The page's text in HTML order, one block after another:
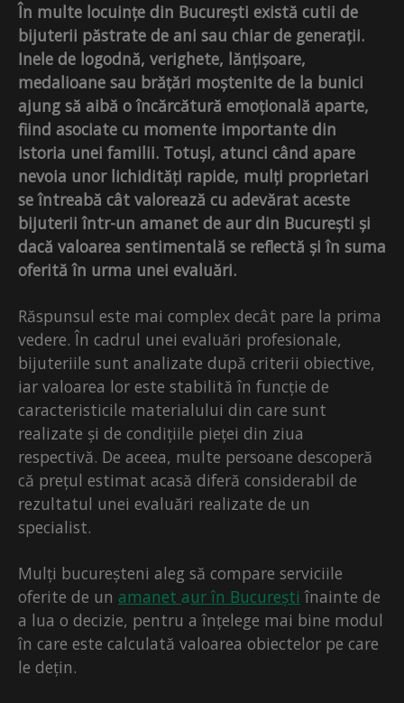
În multe locuințe din București există cutii de
bijuterii păstrate de ani sau chiar de generații.
Inele de logodnă, verighete, lănțișoare,
medalioane sau brățări moștenite de la bunici
ajung să aibă o încărcătură emoțională aparte,
fiind asociate cu momente importante din
istoria unei familii. Totuși, atunci când apare
nevoia unor lichidități rapide, mulți proprietari
se întreabă cât valorează cu adevărat aceste
bijuterii într-un amanet de aur din București și
dacă valoarea sentimentală se reflectă și în suma
oferită în urma unei evaluări.
Răspunsul este mai complex decât pare la prima
vedere. În cadrul unei evaluări profesionale,
bijuteriile sunt analizate după criterii obiective,
iar valoarea lor este stabilită în funcție de
caracteristicile materialului din care sunt
realizate și de condițiile pieței din ziua
respectivă. De aceea, multe persoane descoperă
că prețul estimat acasă diferă considerabil de
rezultatul unei evaluări realizate de un
specialist.
Mulți bucureșteni aleg să compare serviciile
oferite de un amanet aur în București înainte de
a lua o decizie, pentru a înțelege mai bine modul
în care este calculată valoarea obiectelor pe care
le dețin.